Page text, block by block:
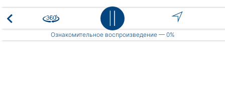
Place
Ознакомительное воспроизведение — 0%